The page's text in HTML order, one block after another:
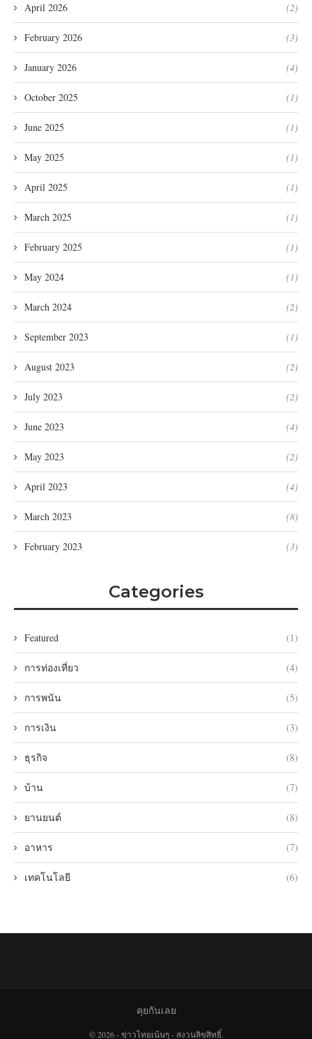
April 2026 (2)
February 2026 (3)
January 2026 (4)
October 2025 (1)
June 2025 (1)
May 2025 (1)
April 2025 (1)
March 2025 (1)
February 2025 (1)
May 2024 (1)
March 2024 (2)
September 2023 (1)
August 2023 (2)
July 2023 (2)
June 2023 (4)
May 2023 (2)
April 2023 (4)
March 2023 (8)
February 2023 (3)
Categories
Featured (1)
การท่องเที่ยว (4)
การพนัน (5)
การเงิน (3)
ธุรกิจ (8)
บ้าน (7)
ยานยนต์ (8)
อาหาร (7)
เทคโนโลยี (6)
คุยกันเลย
© 2026 - ข่าวไทยเน้นๆ - สงวนลิขสิทธิ์.